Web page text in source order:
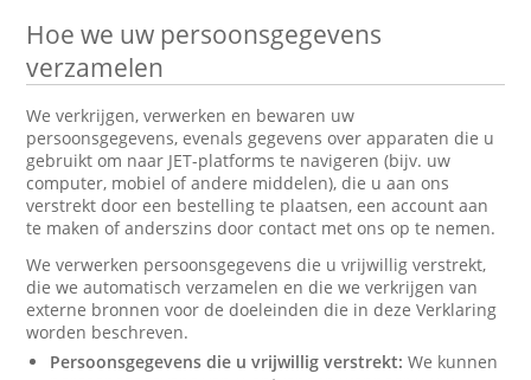
Hoe we uw persoonsgegevens
verzamelen
We verkrijgen, verwerken en bewaren uw
persoonsgegevens, evenals gegevens over apparaten die u
gebruikt om naar JET-platforms te navigeren (bijv. uw
computer, mobiel of andere middelen), die u aan ons
verstrekt door een bestelling te plaatsen, een account aan
te maken of anderszins door contact met ons op te nemen.
We verwerken persoonsgegevens die u vrijwillig verstrekt,
die we automatisch verzamelen en die we verkrijgen van
externe bronnen voor de doeleinden die in deze Verklaring
worden beschreven.
Persoonsgegevens die u vrijwillig verstrekt: We kunnen